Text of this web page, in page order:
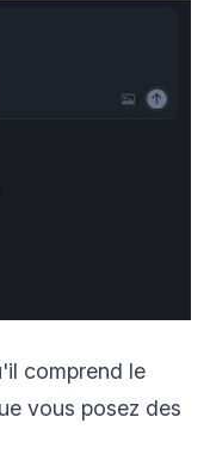
comprend le
vous posez des